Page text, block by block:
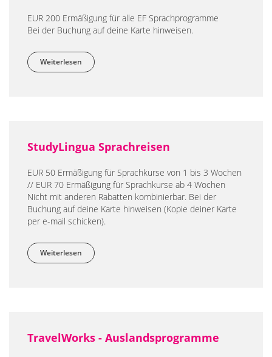
EUR 200 Ermäßigung für alle EF Sprachprogramme
Bei der Buchung auf deine Karte hinweisen.
Weiterlesen über EF Sprachreisen
StudyLingua Sprachreisen
EUR 50 Ermäßigung für Sprachkurse von 1 bis 3 Wochen
// EUR 70 Ermäßigung für Sprachkurse ab 4 Wochen
Nicht mit anderen Rabatten kombinierbar. Bei der
Buchung auf deine Karte hinweisen (Kopie deiner Karte
per e-mail schicken).
Weiterlesen über StudyLingua Sprachreisen
TravelWorks - Auslandsprogramme